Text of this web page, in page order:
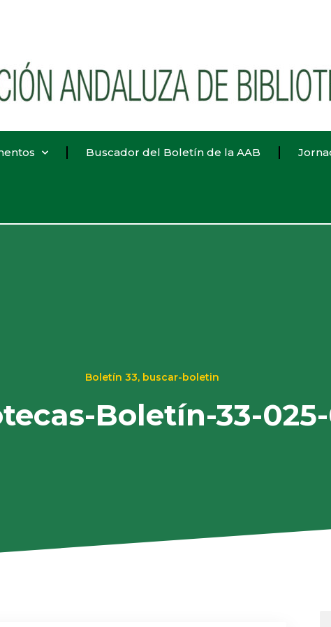
Buscador del Boletín de la AAB
Boletín 33, buscar-boletin
Boletín-33-